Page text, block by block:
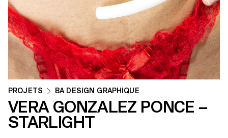
PROJETS BA DESIGN GRAPHIQUE
VERA GONZALEZ PONCE –
STARLIGHT